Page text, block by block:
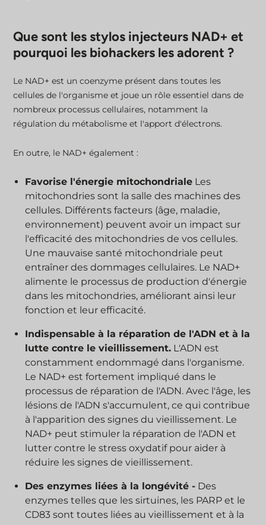
Que sont les stylos injecteurs NAD+ et
pourquoi les biohackers les adorent ?
Le NAD+ est un coenzyme présent dans toutes les
cellules de l'organisme et joue un rôle essentiel dans de
nombreux processus cellulaires, notamment la
régulation du métabolisme et l'apport d'électrons.
En outre, le NAD+ également :
Favorise l'énergie mitochondriale Les
mitochondries sont la salle des machines des
cellules. Différents facteurs (âge, maladie,
environnement) peuvent avoir un impact sur
l'efficacité des mitochondries de vos cellules.
Une mauvaise santé mitochondriale peut
entraîner des dommages cellulaires. Le NAD+
alimente le processus de production d'énergie
dans les mitochondries, améliorant ainsi leur
fonction et leur efficacité.
Indispensable à la réparation de l'ADN et à la
lutte contre le vieillissement. L'ADN est
constamment endommagé dans l'organisme.
Le NAD+ est fortement impliqué dans le
processus de réparation de l'ADN. Avec l'âge, les
lésions de l'ADN s'accumulent, ce qui contribue
à l'apparition des signes du vieillissement. Le
NAD+ peut stimuler la réparation de l'ADN et
lutter contre le stress oxydatif pour aider à
réduire les signes de vieillissement.
Des enzymes liées à la longévité - Des
enzymes telles que les sirtuines, les PARP et le
CD83 sont toutes liées au vieillissement et à la